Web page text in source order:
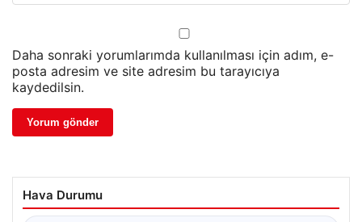
Daha sonraki yorumlarımda kullanılması için adım, e-
posta adresim ve site adresim bu tarayıcıya
kaydedilsin.
Hava Durumu